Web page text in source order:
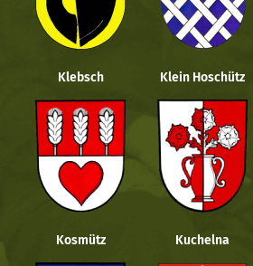
Klebsch Klein Hoschütz
Kosmütz Kuchelna